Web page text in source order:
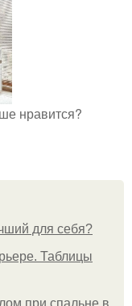
нравится?
для себя?
Таблицы
при спальне в